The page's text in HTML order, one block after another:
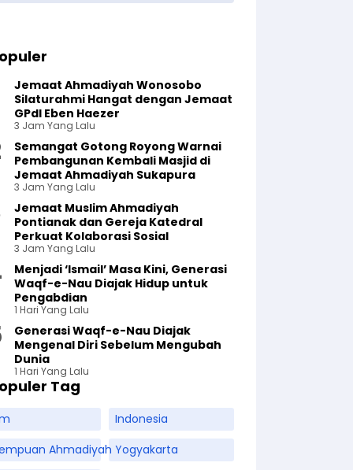
Jemaat Ahmadiyah Wonosobo
Silaturahmi Hangat dengan Jemaat
GPdI Eben Haezer
3 Jam Yang Lalu
Semangat Gotong Royong Warnai
Pembangunan Kembali Masjid di
Jemaat Ahmadiyah Sukapura
3 Jam Yang Lalu
Jemaat Muslim Ahmadiyah
Pontianak dan Gereja Katedral
Perkuat Kolaborasi Sosial
3 Jam Yang Lalu
Menjadi ‘Ismail’ Masa Kini, Generasi
Waqf-e-Nau Diajak Hidup untuk
Pengabdian
1 Hari Yang Lalu
Generasi Waqf-e-Nau Diajak
Mengenal Diri Sebelum Mengubah
Dunia
1 Hari Yang Lalu
Tag
Indonesia
Ahmadiyah Yogyakarta